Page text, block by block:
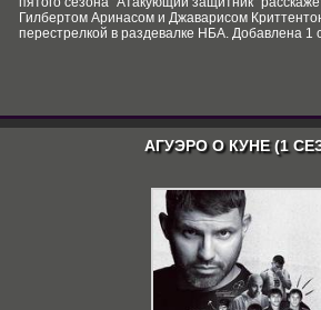
Гилбертом Аринасом и Джаварисом
перестрелкой в раздевалке НБА. Добавлена 1
АГУЭРО О КУНЕ (1